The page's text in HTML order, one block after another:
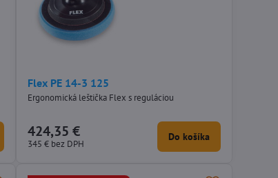
Flex PE 14-3 125
Ergonomická leštička Flex s reguláciou
424,35 €
345 € bez DPH
Do košíka